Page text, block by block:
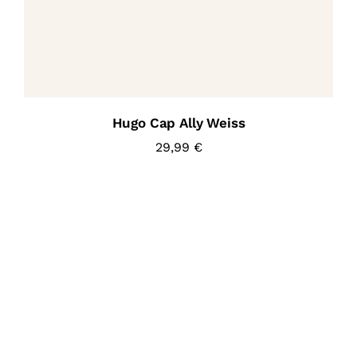
Hugo Cap Ally Weiss
29,99 €